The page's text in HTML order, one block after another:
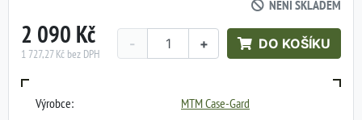
NENÍ SKLADEM
2 090 Kč
1 727,27 Kč bez DPH
+
- DO KOŠÍKU
Výrobce:
MTM Case-Gard